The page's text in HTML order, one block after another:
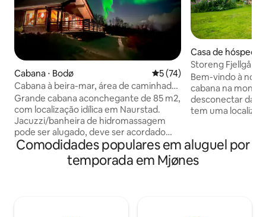
Cabana ⋅ Bodø 5 de uma avaliação média
5 (74)
Cabana à beira-mar, área de caminhada
e localização central.
Grande cabana aconchegante de 85 m2,
com localização idílica em Naurstad.
Jacuzzi/banheira de hidromassagem
pode ser alugado, deve ser acordado
com antecedência. Incluído no aluguel
da jacuzzi, você receberá um roupão de
Casa de hóspedes
dal
Storeng Fjellgård
Bem-vindo à
cabana na
desconectar da
tem uma
dormir,
travesseiros e
cozinha pequena
Comodidades populares em aluguel por
temporada em Mjønes